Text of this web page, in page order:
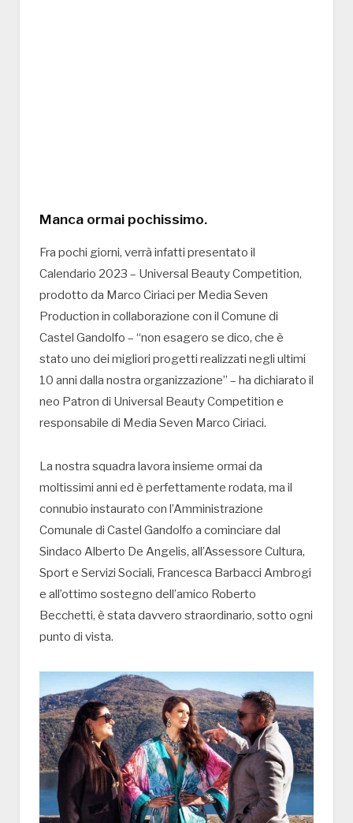
Manca ormai pochissimo.
Fra pochi giorni, verrà infatti presentato il
Calendario 2023 – Universal Beauty Competition,
prodotto da Marco Ciriaci per Media Seven
Production in collaborazione con il Comune di
Castel Gandolfo – “non esagero se dico, che è
stato uno dei migliori progetti realizzati negli ultimi
10 anni dalla nostra organizzazione” – ha dichiarato il
neo Patron di Universal Beauty Competition e
responsabile di Media Seven Marco Ciriaci.
La nostra squadra lavora insieme ormai da
moltissimi anni ed è perfettamente rodata, ma il
connubio instaurato con l’Amministrazione
Comunale di Castel Gandolfo a cominciare dal
Sindaco Alberto De Angelis, all’Assessore Cultura,
Sport e Servizi Sociali, Francesca Barbacci Ambrogi
e all’ottimo sostegno dell’amico Roberto
Becchetti, è stata davvero straordinario, sotto ogni
punto di vista.